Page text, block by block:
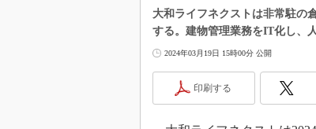
大和ライフネクストは非常駐の
する。建物管理業務をIT化し、
2024年03月19日 15時00分 公開
印刷する